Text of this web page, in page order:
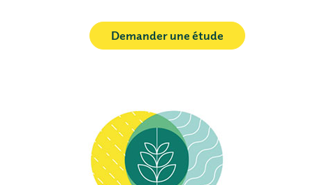
Demander une étude